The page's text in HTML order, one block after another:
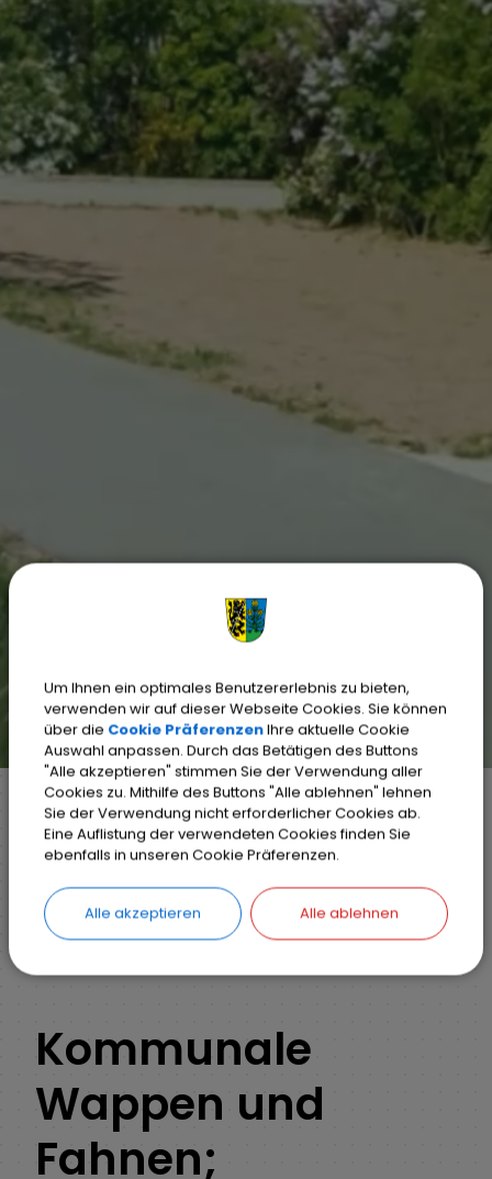
Markt Weisendorf Bürgerinfo
Rathaus
Ihr Anliegen
Detail
ZURÜCK
Kommunale
Wappen und
Fahnen;
Um Ihnen ein optimales Benutzererlebnis zu bieten,
verwenden wir auf dieser Webseite Cookies. Sie können
über die Cookie PräferenzenIhre aktuelle Cookie
Auswahl anpassen. Durch das Betätigen des Buttons
"Alle akzeptieren" stimmen Sie der Verwendung aller
Cookies zu. Mithilfe des Buttons "Alle ablehnen" lehnen
Sie der Verwendung nicht erforderlicher Cookies ab.
Eine Auflistung der verwendeten Cookies finden Sie
ebenfalls in unseren Cookie Präferenzen.
Alle akzeptieren Alle ablehnen